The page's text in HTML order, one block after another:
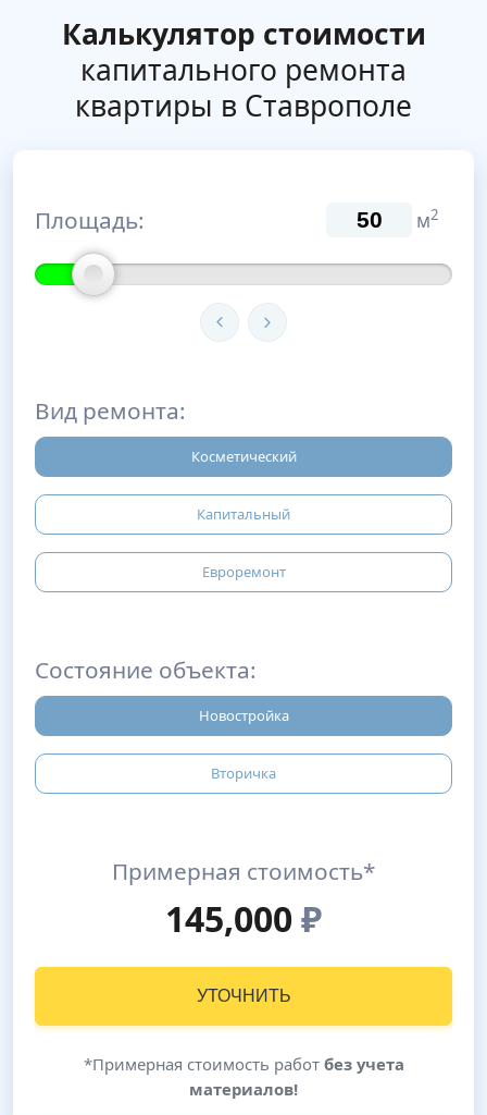
Калькулятор стоимости
капитального ремонта
квартиры в Ставрополе
Площадь: м2
Вид ремонта:
Косметический
Капитальный
Евроремонт
Состояние объекта:
Новостройка
Вторичка
Примерная стоимость*
145,000₽
УТОЧНИТЬ
*Примерная стоимость работ без учета
материалов!